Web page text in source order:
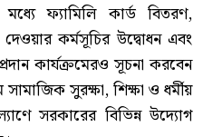
ফ্যামিলি কার্ড বিতরণ,
দেওয়ার কর্মসূচির উদ্বোধন এবং
কার্যক্রমেরও সূচনা করবেন
সামাজিক সুরক্ষা, শিক্ষা ও ধর্মীয়
সরকারের বিভিন্ন উদ্যোগ